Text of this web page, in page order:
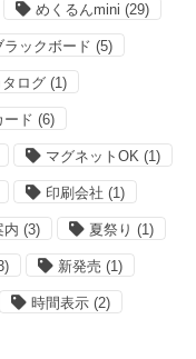
めくるんmini (29)
ックボード (5)
タログ (1)
ード (6)
マグネットOK (1)
印刷会社 (1)
内 (3) 夏祭り (1)
新発売 (1)
時間表示 (2)